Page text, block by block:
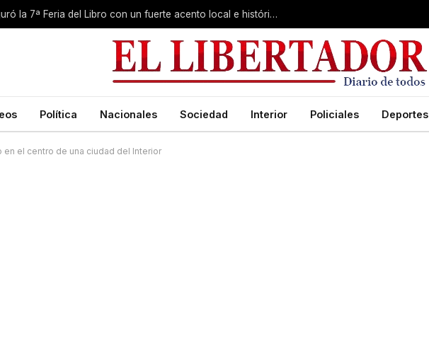
Virasoro inauguró la 7ª Feria del Libro con un fuerte acento local e histórico
Política Nacionales Sociedad Interior Policiales Deportes
en el centro de una ciudad del Interior